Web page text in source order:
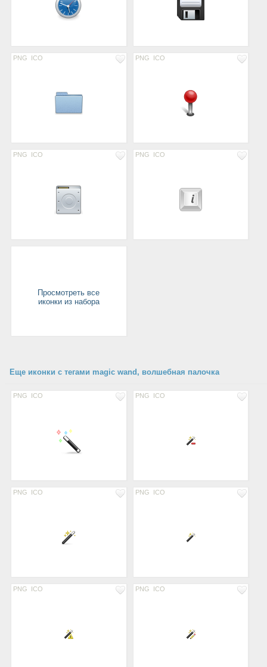
PNG ICO PNG ICO
PNG ICO PNG ICO
Просмотреть все
иконки из набора
Еще иконки с тегами magic wand, волшебная палочка
PNG ICO PNG ICO
PNG ICO PNG ICO
PNG ICO PNG ICO